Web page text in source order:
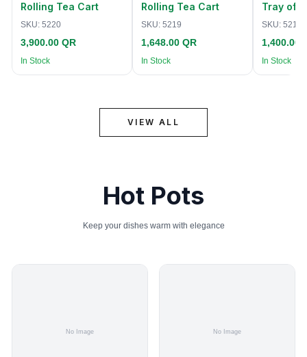
Rolling Tea Cart
SKU: 5220
3,900.00 QR
In Stock
Rolling Tea Cart
SKU: 5219
1,648.00 QR
In Stock
Tray of
SKU: 5218
1,400.00
In Stock
VIEW ALL
Hot Pots
Keep your dishes warm with elegance